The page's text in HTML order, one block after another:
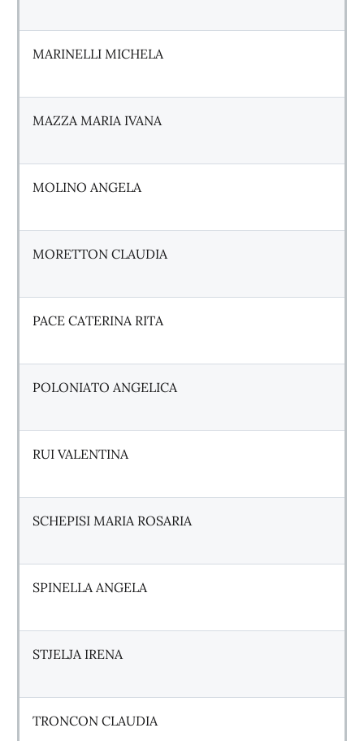
MARINELLI MICHELA
MAZZA MARIA IVANA
MOLINO ANGELA
MORETTON CLAUDIA
PACE CATERINA RITA
POLONIATO ANGELICA
RUI VALENTINA
SCHEPISI MARIA ROSARIA
SPINELLA ANGELA
STJELJA IRENA
TRONCON CLAUDIA